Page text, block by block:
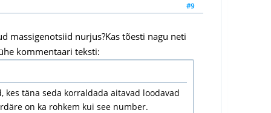
#9
massigenotsiid nurjus?Kas tõesti nagu neti
kommentaari teksti:
kes täna seda korraldada aitavad loodavad
on ka rohkem kui see number.